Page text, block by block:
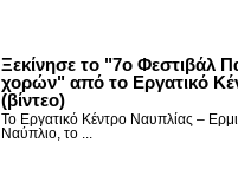
Ξεκίνησε το "7ο Φεστιβάλ
χορών" από το Εργατικό
(βίντεο)
Το Εργατικό Κέντρο Ναυπλίας –
Ναύπλιο, το ...